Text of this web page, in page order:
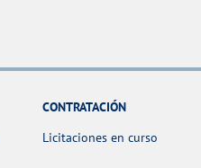
CONTRATACIÓN
Licitaciones en curso